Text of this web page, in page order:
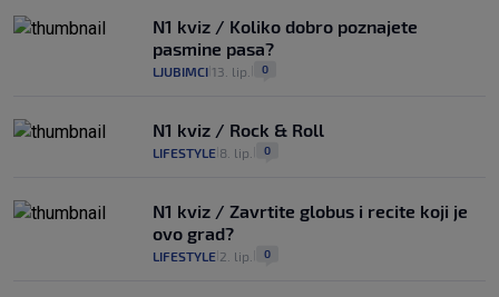
N1 kviz / Koliko dobro poznajete
pasmine pasa?
LJUBIMCI 13. lip. 0
N1 kviz / Rock & Roll
LIFESTYLE 8. lip. 0
N1 kviz / Zavrtite globus i recite koji je
ovo grad?
LIFESTYLE 2. lip. 0